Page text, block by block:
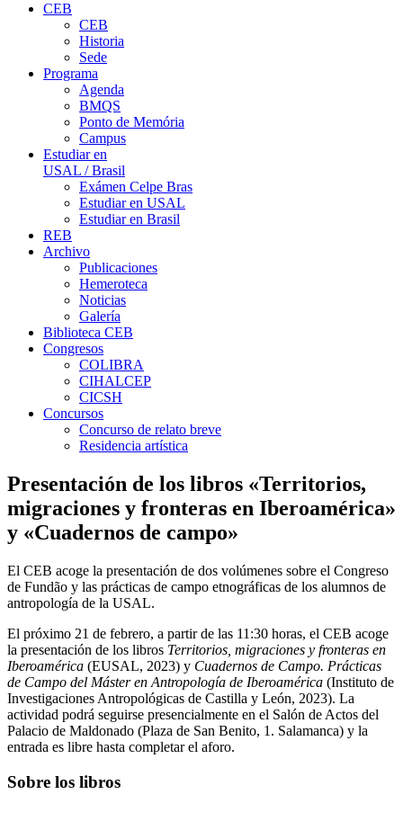
CEB
CEB
Historia
Sede
Programa
Agenda
BMQS
Ponto de Memória
Campus
Estudiar en
USAL / Brasil
Exámen Celpe Bras
Estudiar en USAL
Estudiar en Brasil
REB
Archivo
Publicaciones
Hemeroteca
Noticias
Galería
Biblioteca CEB
Congresos
COLIBRA
CIHALCEP
CICSH
Concursos
Concurso de relato breve
Residencia artística
Presentación de los libros «Territorios,
migraciones y fronteras en Iberoamérica»
y «Cuadernos de campo»
El CEB acoge la presentación de dos volúmenes sobre el Congreso
de Fundão y las prácticas de campo etnográficas de los alumnos de
antropología de la USAL.
El próximo 21 de febrero, a partir de las 11:30 horas, el CEB acoge
la presentación de los libros Territorios, migraciones y fronteras en
Iberoamérica (EUSAL, 2023) y Cuadernos de Campo. Prácticas
de Campo del Máster en Antropología de Iberoamérica (Instituto de
Investigaciones Antropológicas de Castilla y León, 2023). La
actividad podrá seguirse presencialmente en el Salón de Actos del
Palacio de Maldonado (Plaza de San Benito, 1. Salamanca) y la
entrada es libre hasta completar el aforo.
Sobre los libros